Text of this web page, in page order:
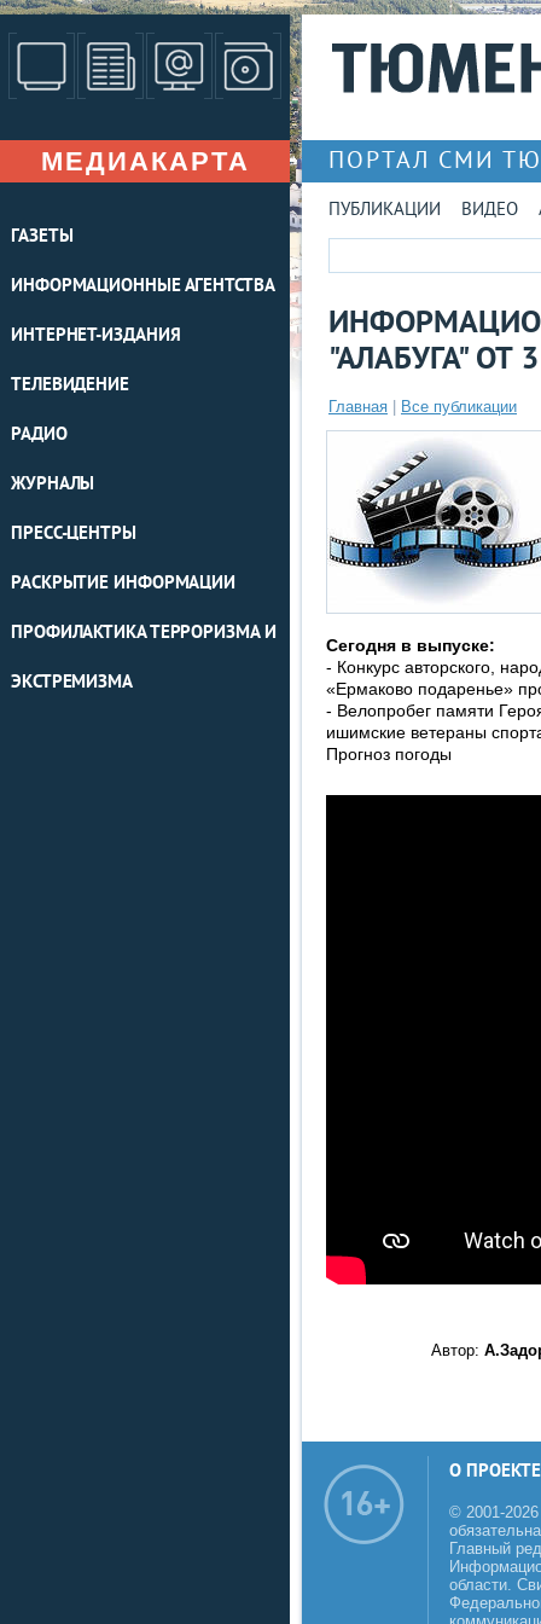
МЕДИАКАРТА
ГАЗЕТЫ
ИНФОРМАЦИОННЫЕ АГЕНТСТВА
ИНТЕРНЕТ-ИЗДАНИЯ
ТЕЛЕВИДЕНИЕ
РАДИО
ЖУРНАЛЫ
ПРЕСС-ЦЕНТРЫ
РАСКРЫТИЕ ИНФОРМАЦИИ
ПРОФИЛАКТИКА ТЕРРОРИЗМА И
ЭКСТРЕМИЗМА
ПОРТАЛ СМИ
ПУБЛИКАЦИИ ВИДЕО
"АЛАБУГА" ОТ
Главная Все публикации
Сегодня в выпуске:
- Конкурс авторского,
«Ермаково подаренье»
- Велопробег памяти
ишимские ветераны
Прогноз погоды
Автор:
О ПРОЕКТЕ
© 2001-
Главный
области.